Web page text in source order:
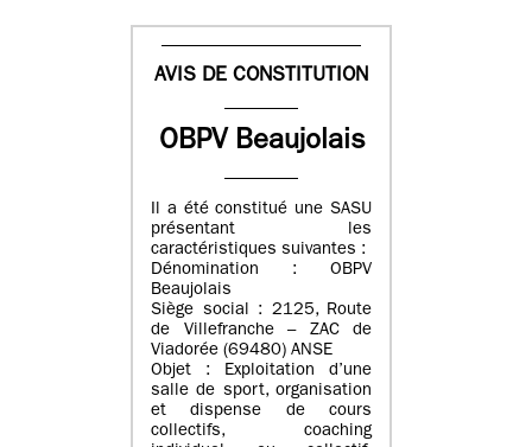
AVIS DE CONSTITUTION
OBPV Beaujolais
Il a été constitué une SASU
présentant les
caractéristiques suivantes :
Dénomination : OBPV
Beaujolais
Siège social : 2125, Route
de Villefranche – ZAC de
Viadorée (69480) ANSE
Objet : Exploitation d’une
salle de sport, organisation
et dispense de cours
collectifs, coaching